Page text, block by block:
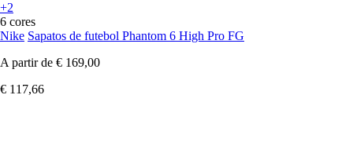
+2
6 cores
Nike Sapatos de futebol Phantom 6 High Pro FG
A partir de € 169,00
€ 117,66